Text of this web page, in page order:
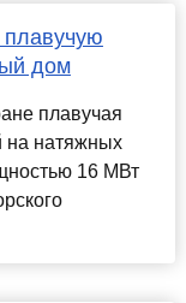
плавучую
дом
плавучая
на натяжных
16 МВт